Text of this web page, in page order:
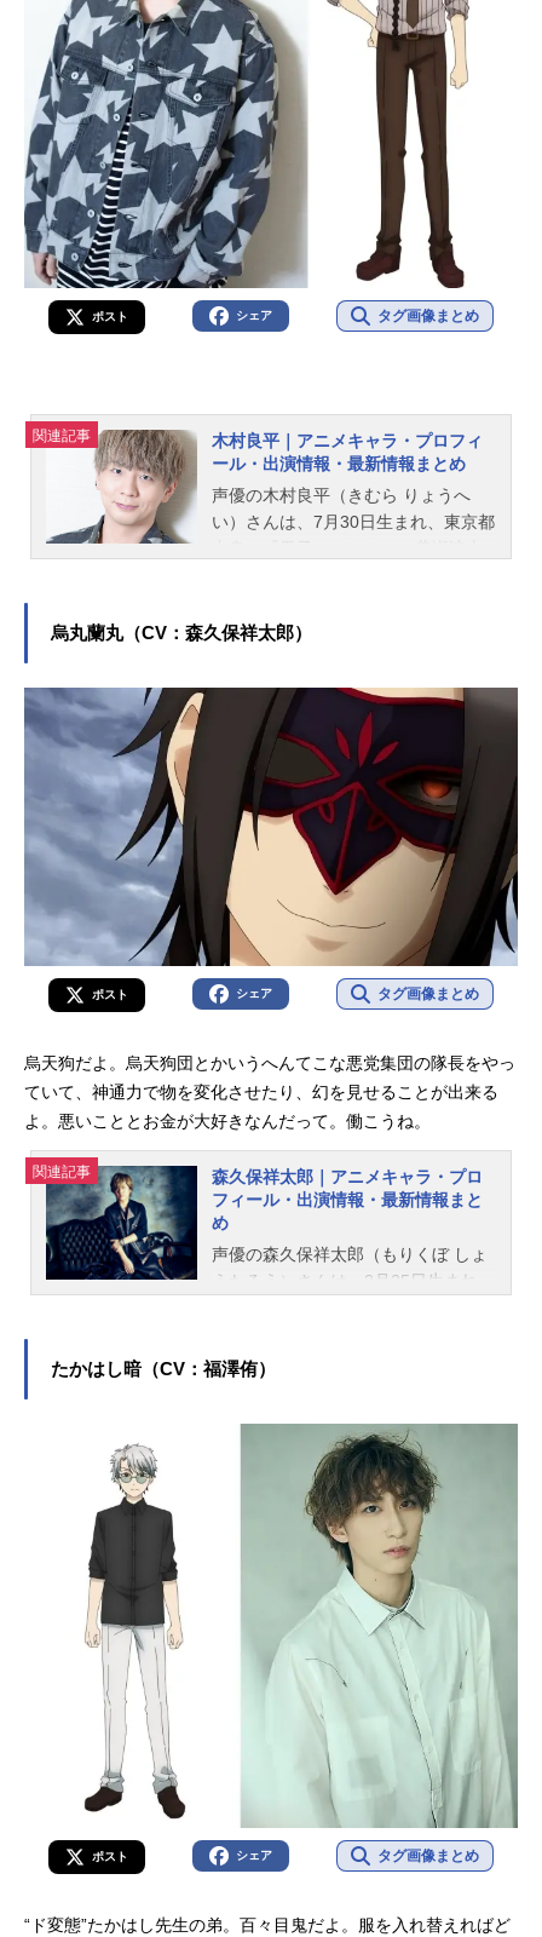
ポスト シェア タグ画像まとめ
関連記事
木村良平｜アニメキャラ・プロフィ
ール・出演情報・最新情報まとめ
声優の木村良平（きむら りょうへ
い）さんは、7月30日生まれ、東京都
多く演じています。こちらでは、木
烏丸蘭丸（CV：森久保祥太郎）
ポスト シェア タグ画像まとめ
烏天狗だよ。烏天狗団とかいうへんてこな悪党集団の隊長をやっ
ていて、神通力で物を変化させたり、幻を見せることが出来る
よ。悪いこととお金が大好きなんだって。働こうね。
関連記事
森久保祥太郎｜アニメキャラ・プロ
フィール・出演情報・最新情報まと
め
声優の森久保祥太郎（もりくぼ しょ
うたろう）さんは、2月25日生まれ、
め、『弱虫ペダル』の巻島裕介役な
祥太郎さんのオススメ記事をご紹
たかはし暗（CV：福澤侑）
ポスト シェア タグ画像まとめ
“ド変態”たかはし先生の弟。百々目鬼だよ。服を入れ替えればど